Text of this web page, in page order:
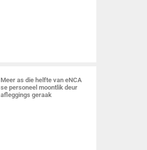
Meer as die helfte van eNCA
se personeel moontlik deur
afleggings geraak